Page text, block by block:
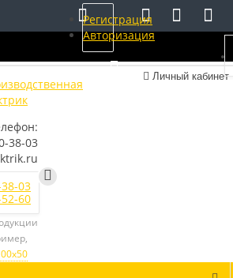
Личный кабинет
38-03
03
60
Регистрация
Авторизация